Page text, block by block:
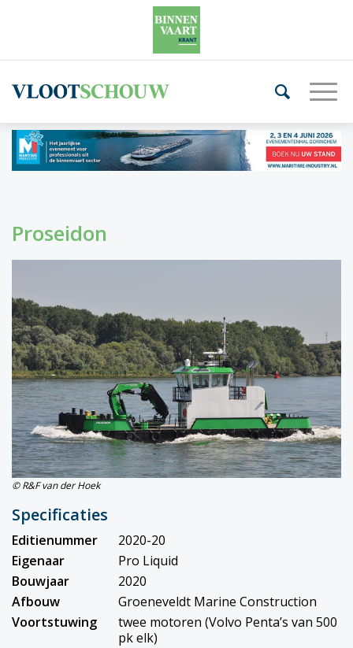
Proseidon
© R&F van der Hoek
Specificaties
Editienummer
2020-20
Eigenaar
Pro Liquid
Bouwjaar
2020
Afbouw
Groeneveldt Marine Construction
Voortstuwing
twee motoren (Volvo Penta’s van 500
pk elk)